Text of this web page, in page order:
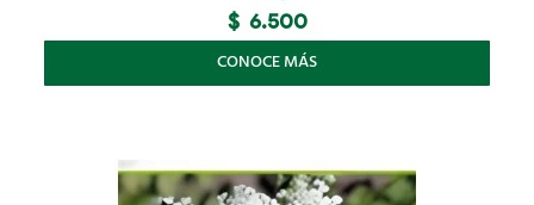
$ 6.500
CONOCE MÁS